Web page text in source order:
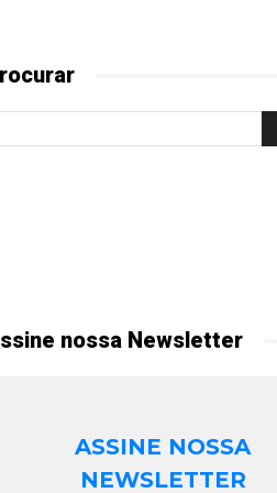
nossa Newsletter
ASSINE NOSSA
NEWSLETTER